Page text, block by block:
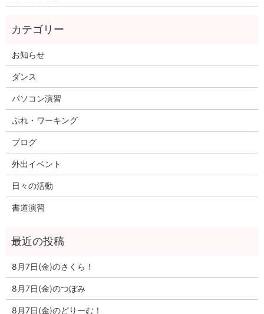
お知らせ
ダンス
パソコン演習
ぷれ・ワーキング
ブログ
外出イベント
日々の活動
書道演習
8月7日(金)のさくら！
8月7日(金)のつぼみ
8月7日(金)のどりーむ！